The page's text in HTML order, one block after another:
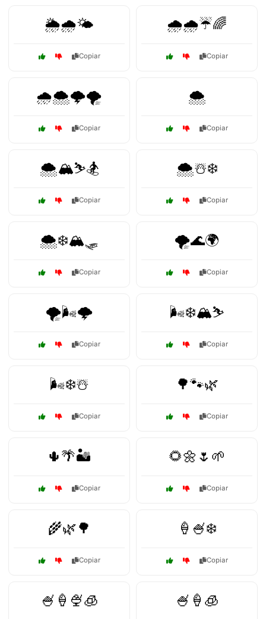
🌦️🌧️🌤️
Copiar
🌧️🌧️☔🌈
Copiar
🌧️🌨️🌩️🌪️
Copiar
🌨️
Copiar
🌨️🏔️⛷️🏂
Copiar
🌨️☃️❄️
Copiar
🌨️❄️🏔️🛷️
Copiar
🌪️🌊🌍
Copiar
🌪️🌬️🌩️
Copiar
🌬️❄️🏔️⛷️
Copiar
🌬️❄️☃️
Copiar
🌳🐾🌿
Copiar
🌵🌴🏜️
Copiar
🌻🌼🌷🌱
Copiar
🌾🌿🌳
Copiar
🍦🍧❄️
Copiar
🍧🍦🍨🧊 🍧🍦🧊